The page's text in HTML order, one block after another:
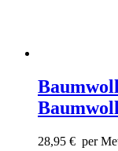
28,95 € per